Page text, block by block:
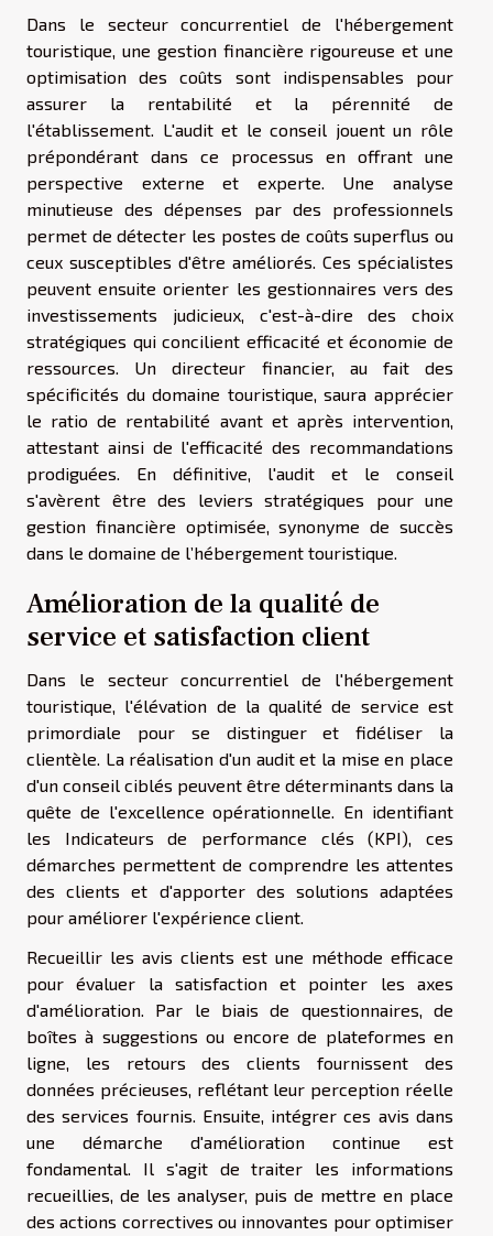
Dans le secteur concurrentiel de l'hébergement
touristique, une gestion financière rigoureuse et une
optimisation des coûts sont indispensables pour
assurer la rentabilité et la pérennité de
l'établissement. L'audit et le conseil jouent un rôle
prépondérant dans ce processus en offrant une
perspective externe et experte. Une analyse
minutieuse des dépenses par des professionnels
permet de détecter les postes de coûts superflus ou
ceux susceptibles d'être améliorés. Ces spécialistes
peuvent ensuite orienter les gestionnaires vers des
investissements judicieux, c'est-à-dire des choix
stratégiques qui concilient efficacité et économie de
ressources. Un directeur financier, au fait des
spécificités du domaine touristique, saura apprécier
le ratio de rentabilité avant et après intervention,
attestant ainsi de l'efficacité des recommandations
prodiguées. En définitive, l'audit et le conseil
s'avèrent être des leviers stratégiques pour une
gestion financière optimisée, synonyme de succès
dans le domaine de l’hébergement touristique.
Amélioration de la qualité de
service et satisfaction client
Dans le secteur concurrentiel de l'hébergement
touristique, l'élévation de la qualité de service est
primordiale pour se distinguer et fidéliser la
clientèle. La réalisation d'un audit et la mise en place
d'un conseil ciblés peuvent être déterminants dans la
quête de l'excellence opérationnelle. En identifiant
les Indicateurs de performance clés (KPI), ces
démarches permettent de comprendre les attentes
des clients et d'apporter des solutions adaptées
pour améliorer l'expérience client.
Recueillir les avis clients est une méthode efficace
pour évaluer la satisfaction et pointer les axes
d'amélioration. Par le biais de questionnaires, de
boîtes à suggestions ou encore de plateformes en
ligne, les retours des clients fournissent des
données précieuses, reflétant leur perception réelle
des services fournis. Ensuite, intégrer ces avis dans
une démarche d'amélioration continue est
fondamental. Il s'agit de traiter les informations
recueillies, de les analyser, puis de mettre en place
des actions correctives ou innovantes pour optimiser